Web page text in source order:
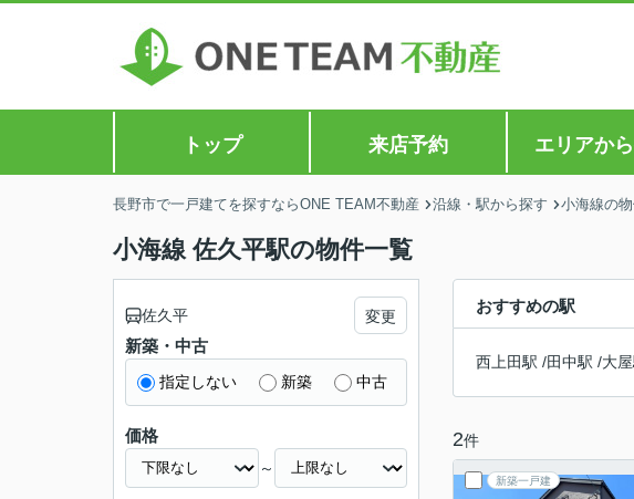
トップ 来店予約 エリアか
長野市で一戸建てを探すならONE TEAM不動産 沿線・駅から探す 小海線の
小海線 佐久平駅の物件一覧
おすすめの駅
西上田駅 /田中駅 /大
2件
新築一戸建
佐久平 変更
新築・中古
指定しない 新築 中古
価格
～